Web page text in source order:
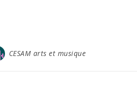
CESAM arts et musique